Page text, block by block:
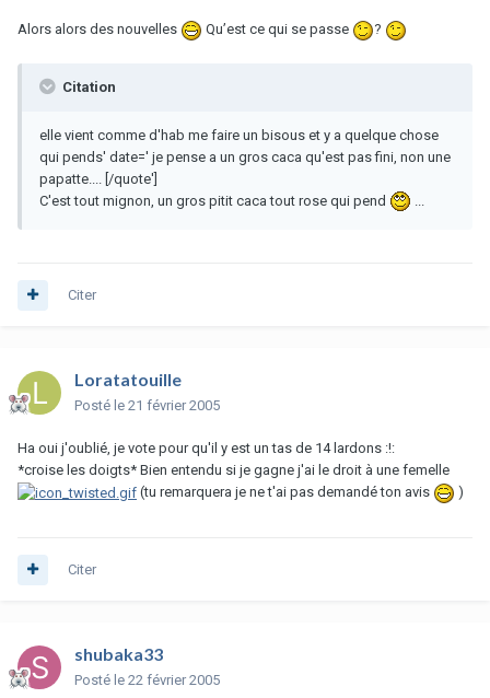
Alors alors des nouvelles Qu’est ce qui se passe ?
Citation
elle vient comme d'hab me faire un bisous et y a quelque chose
qui pends' date=' je pense a un gros caca qu'est pas fini, non une
papatte.... [/quote']
C'est tout mignon, un gros pitit caca tout rose qui pend
Citer
Loratatouille
Posté le 21 février 2005
Ha oui j'oublié, je vote pour qu'il y est un tas de 14 lardons :!:
*croise les doigts* Bien entendu si je gagne j'ai le droit à une femelle
(tu remarquera je ne t'ai pas demandé ton avis
)
Citer
shubaka33
Posté le 22 février 2005